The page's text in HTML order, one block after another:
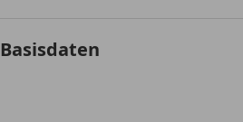
Basisdaten